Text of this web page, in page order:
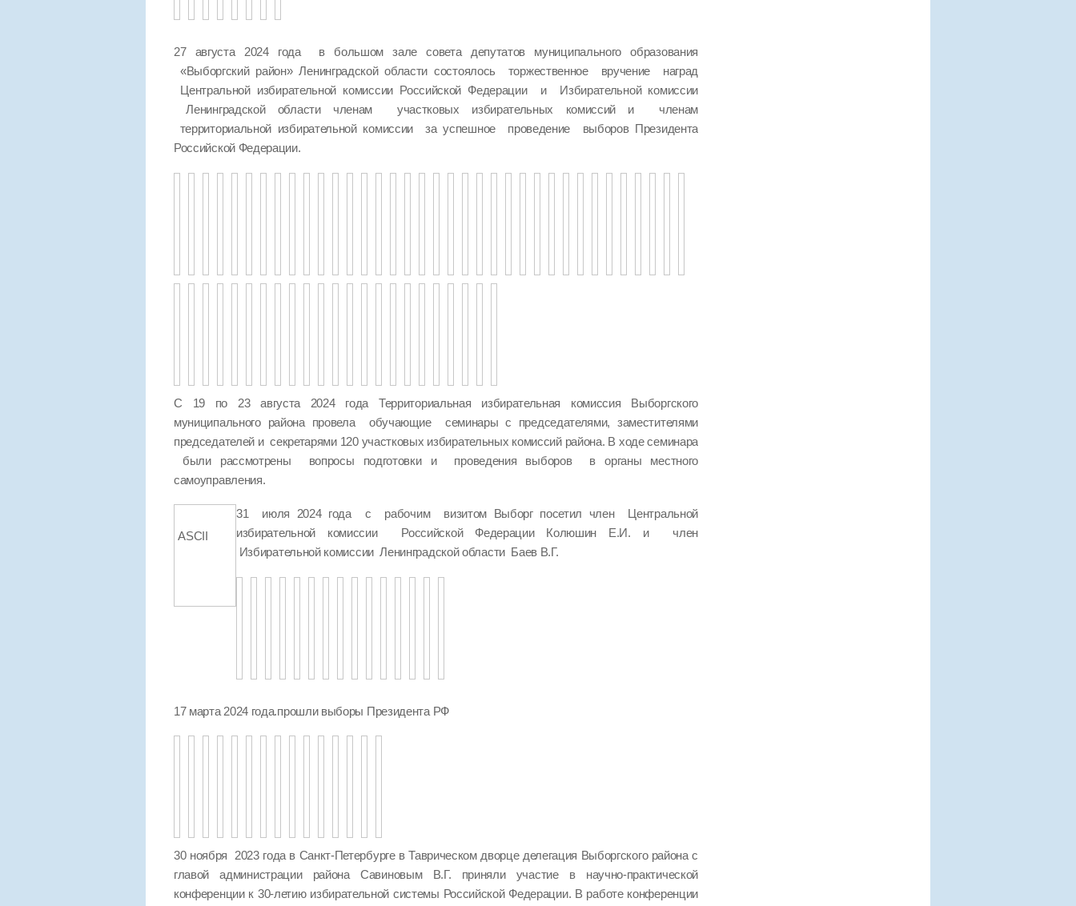
27 августа 2024 года в большом зале совета депутатов муниципального образования
«Выборгский район» Ленинградской области состоялось торжественное вручение наград
Центральной избирательной комиссии Российской Федерации и Избирательной комиссии
Ленинградской области членам участковых избирательных комиссий и членам
территориальной избирательной комиссии за успешное проведение выборов Президента
Российской Федерации.
С 19 по 23 августа 2024 года Территориальная избирательная комиссия Выборгского
муниципального района провела обучающие семинары с председателями, заместителями
председателей и секретарями 120 участковых избирательных комиссий района. В ходе семинара
были рассмотрены вопросы подготовки и проведения выборов в органы местного
самоуправления.
ASCII
31 июля 2024 года с рабочим визитом Выборг посетил член Центральной
избирательной комиссии Российской Федерации Колюшин Е.И. и член
Избирательной комиссии Ленинградской области Баев В.Г.
17 марта 2024 года.прошли выборы Президента РФ
30 ноября 2023 года в Санкт-Петербурге в Таврическом дворце делегация Выборгского района с
главой администрации района Савиновым В.Г. приняли участие в научно-практической
конференции к 30-летию избирательной системы Российской Федерации. В работе конференции